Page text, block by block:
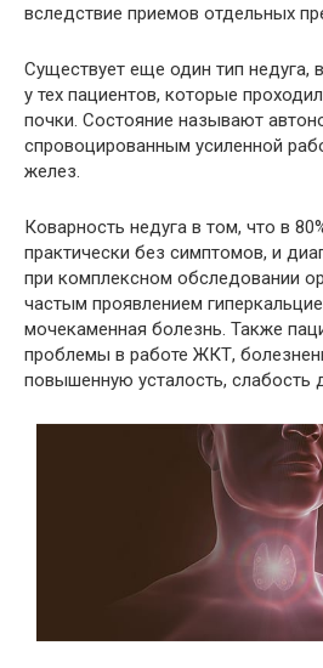
вследствие приемов отдельных
Существует еще один тип недуга,
у тех пациентов, которые
почки. Состояние называют
спровоцированным усиленной
желез.
Коварность недуга в том, что в
практически без симптомов, и
при комплексном обследовании
частым проявлением
мочекаменная болезнь. Также
проблемы в работе ЖКТ,
повышенную усталость, слабость